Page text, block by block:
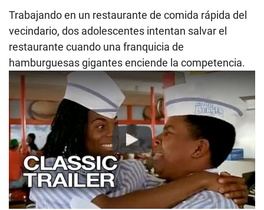
Trabajando en un restaurante de comida rápida del
vecindario, dos adolescentes intentan salvar el
restaurante cuando una franquicia de
hamburguesas gigantes enciende la competencia.
Play